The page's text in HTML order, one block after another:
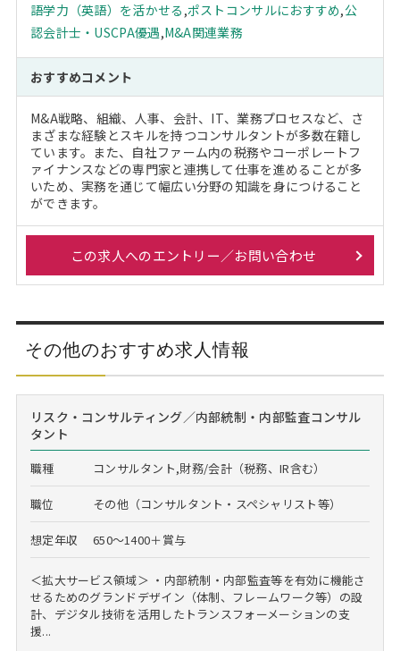
語学力（英語）を活かせる ,ポストコンサルにおすすめ,公
認会計士・USCPA優遇,M&A関連業務
おすすめコメント
M&A戦略、組織、人事、会計、IT、業務プロセスなど、さ
まざまな経験とスキルを持つコンサルタントが多数在籍し
ています。また、自社ファーム内の税務やコーポレートフ
ァイナンスなどの専門家と連携して仕事を進めることが多
いため、実務を通じて幅広い分野の知識を身につけること
ができます。
この求人へのエントリー／お問い合わせ
その他のおすすめ求人情報
リスク・コンサルティング／内部統制・内部監査コンサル
タント
職種 コンサルタント,財務/会計（税務、IR含む）
職位 その他（コンサルタント・スペシャリスト等）
想定年収 650～1400＋賞与
＜拡大サービス領域＞ ・内部統制・内部監査等を有効に機能さ
せるためのグランドデザイン（体制、フレームワーク等）の設
計、デジタル技術を活用したトランスフォーメーションの支
援...